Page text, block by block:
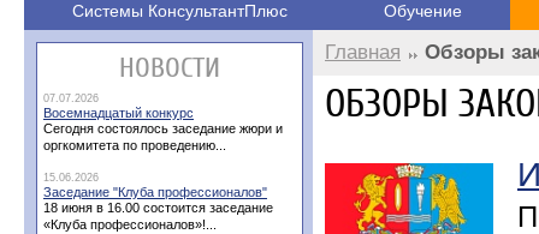
Системы КонсультантПлюс Обучение
НОВОСТИ
07.07.2026
Восемнадцатый конкурс
Сегодня состоялось заседание жюри и
оргкомитета по проведению...
15.06.2026
Заседание "Клуба профессионалов"
18 июня в 16.00 состоится заседание
«Клуба профессионалов»!...
Главная Обзоры
ОБЗОРЫ